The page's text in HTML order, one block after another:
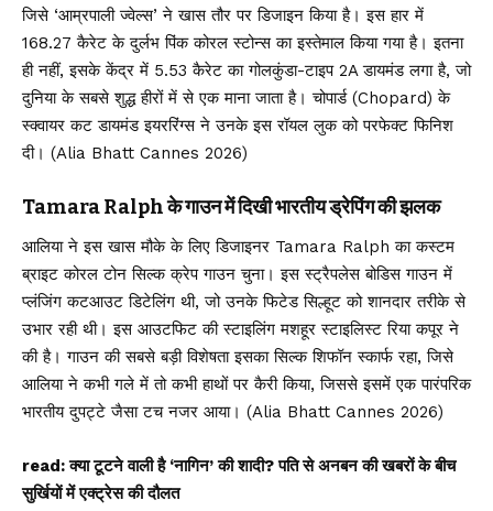
जिसे ‘आम्रपाली ज्वेल्स’ ने खास तौर पर डिजाइन किया है। इस हार में
168.27 कैरेट के दुर्लभ पिंक कोरल स्टोन्स का इस्तेमाल किया गया है। इतना
ही नहीं, इसके केंद्र में 5.53 कैरेट का गोलकुंडा-टाइप 2A डायमंड लगा है, जो
दुनिया के सबसे शुद्ध हीरों में से एक माना जाता है। चोपार्ड (Chopard) के
स्क्वायर कट डायमंड इयररिंग्स ने उनके इस रॉयल लुक को परफेक्ट फिनिश
दी। (Alia Bhatt Cannes 2026)
Tamara Ralph के गाउन में दिखी भारतीय ड्रेपिंग की झलक
आलिया ने इस खास मौके के लिए डिजाइनर Tamara Ralph का कस्टम
ब्राइट कोरल टोन सिल्क क्रेप गाउन चुना। इस स्ट्रैपलेस बोडिस गाउन में
प्लंजिंग कटआउट डिटेलिंग थी, जो उनके फिटेड सिल्हूट को शानदार तरीके से
उभार रही थी। इस आउटफिट की स्टाइलिंग मशहूर स्टाइलिस्ट रिया कपूर ने
की है। गाउन की सबसे बड़ी विशेषता इसका सिल्क शिफॉन स्कार्फ रहा, जिसे
आलिया ने कभी गले में तो कभी हाथों पर कैरी किया, जिससे इसमें एक पारंपरिक
भारतीय दुपट्टे जैसा टच नजर आया। (Alia Bhatt Cannes 2026)
read:क्या टूटने वाली है ‘नागिन’ की शादी? पति से अनबन की खबरों के बीच
सुर्खियों में एक्ट्रेस की दौलत